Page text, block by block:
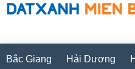
Bắc Giang Hải Dương